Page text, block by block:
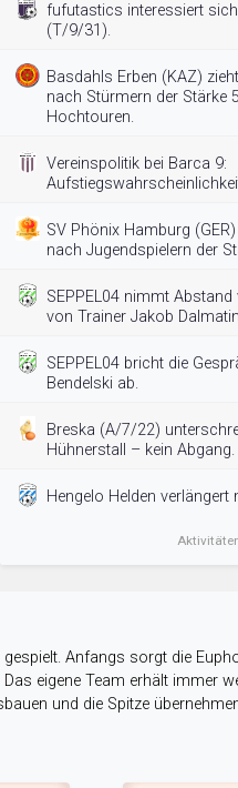
fufutastics interessiert
(T/9/31).
Basdahls Erben (KAZ)
nach Stürmern der Stärke
Hochtouren.
Vereinspolitik bei Barca 9:
SV Phönix Hamburg
nach Jugendspielern der
SEPPEL04 nimmt
von Trainer Jakob
SEPPEL04 bricht die
Bendelski ab.
Breska (A/7/22)
Hühnerstall – kein Abgang.
Hengelo Helden verlängert
Anfangs sorgt die
eigene Team erhält immer
und die Spitze